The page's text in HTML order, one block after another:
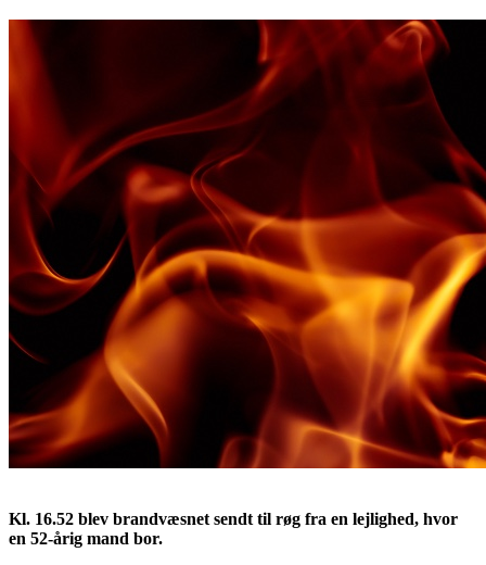
Kl. 16.52 blev brandvæsnet sendt til røg fra en lejlighed, hvor
en 52-årig mand bor.